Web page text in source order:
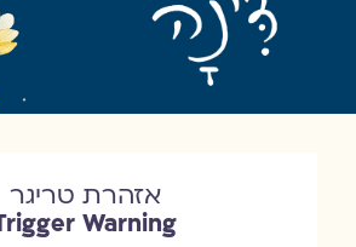
אזהרת טריגר
Warning